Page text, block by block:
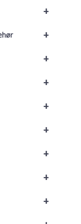
+
+
+
+
+
+
+
+
+